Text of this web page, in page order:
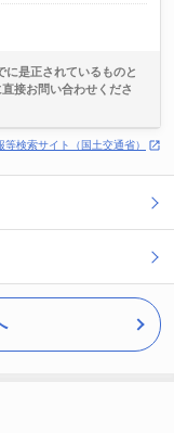
に是正されているものと
接お問い合わせくださ
等検索サイト（国土交通省）